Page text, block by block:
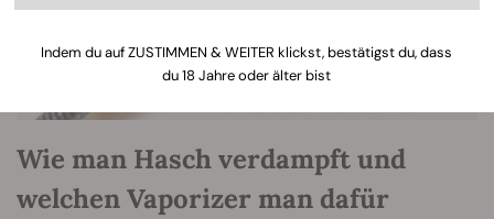
Wie man Hasch verdampft und
welchen Vaporizer man dafür
Indem du auf ZUSTIMMEN & WEITER klickst, bestätigst du, dass
du 18 Jahre oder älter bist